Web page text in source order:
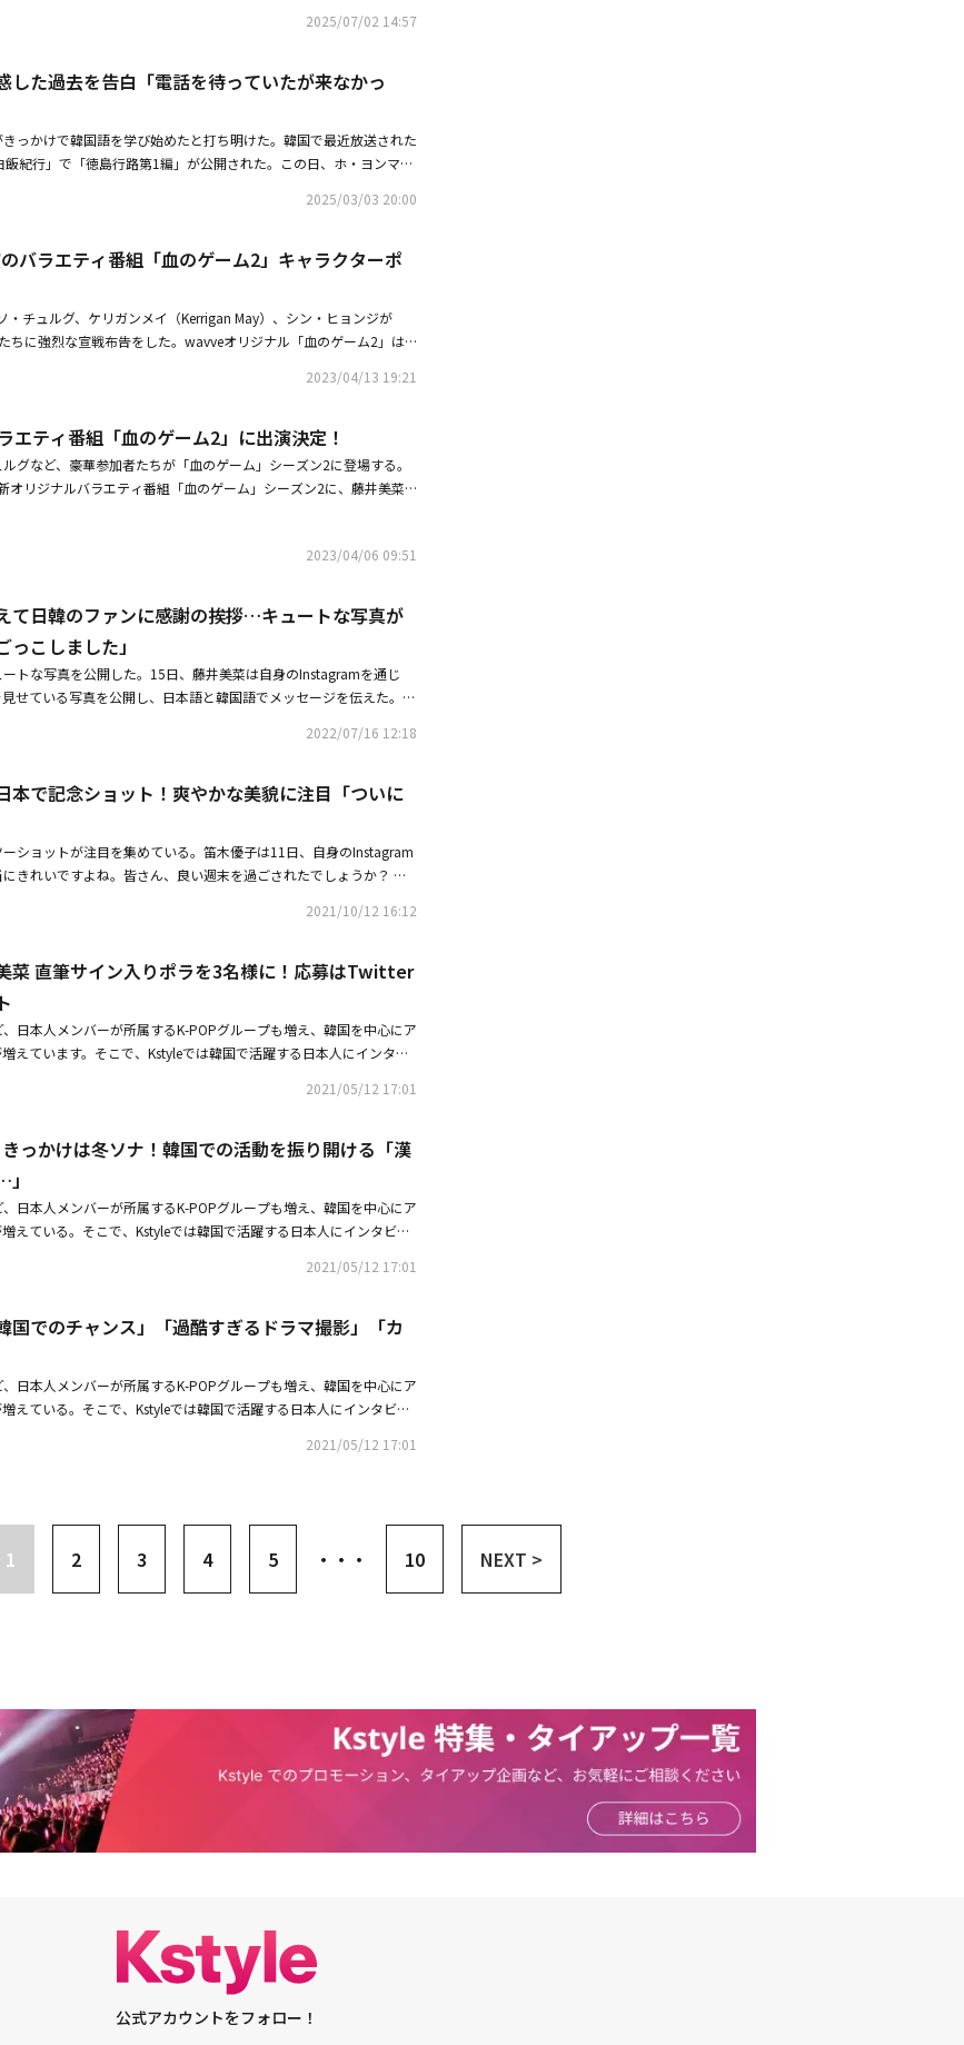
ビューログ」で確認することができる。日本だけでなく、韓国でも
のビューティーを紹介する。同番組の初回放送では、日本の国民的
から、日本でしか出会えないという限定版K-ビューティーアイテム
テムたちに韓国のMCたちを驚かせた。彼女の活躍ぶりは、第1話よ
代のホットアイテムまで完璧に網羅する彼女は、アイドルの間で話
MZ世代の必須購入アイテムとして口コミで話題のホワイトニング
予定だ。可愛すぎるトークで共演者たちの心をつかむ末っ子MCの
」取材メイキング写真を大公開
2025/07/02 14:57
した過去を告白「電話を待っていたが来なかっ
っかけで韓国語を学び始めたと打ち明けた。韓国で最近放送された
紀行」で「徳島行路第1編」が公開された。この日、ホ・ヨンマン
「日本の漫画を見ると、目をとても大きく描くが、実際に目が大き
い食べ物がたくさんある」と応えた。ホ・ヨンマンと藤井美菜は船
菜は、スマートフォンで撮影するホ・ヨンマンに「落とさないよう
井美菜は「ここが世界3大海峡だと聞いた」とし、「アメリカ、イ
、ここは1時間半の距離だから来るのもよさそうだ」と明かした。
れが速いところは、魚の運動量が多くておいしい。僕は、食べ物し
った。藤井美菜は旅行の時、重要に考える点として食べ物を取り上
し、彼女は「そういう話、よく聞いた。これまで1万回は聞いた」
上手な理由について「ドラマ『冬のソナタ』の『ヨン様』こと、
なしで見たくて、趣味で学び始めた」とし、「ハングルを学ぶと
た。タイの刺身とタイのラーメンを食べたホ・ヨンマンと藤井美菜
こでしか食べられない味だと思う。北海道で塩ラーメンを食べた
な味わいがある。こんなもの、初めて食べた」と明かした。・藤井
の勉強を開始日韓合作ドラマに出演した（動画あり）・藤井美菜＆
のゲーム2」地上波で放送できない理由は？出演を決めたきっかけ
2025/03/03 20:00
バラエティ番組「血のゲーム2」キャラクターポ
・チュルグ、ケリガンメイ（Kerrigan May）、シン・ヒョンジが
ちに強烈な宣戦布告をした。wavveオリジナル「血のゲーム2」は
した。慶応義塾大学を卒業した藤井美菜は「私はいつも勝って生き残
な相手でないことを伺わせる。ラッパーのYunBは「俺、なめられ
共に、ノースリーブ姿でしっかりとした体格を見せつけ、サバイバ
ーラを見せている。プレイヤーの中で、誰よりも強い野生美を持つ
、あんたは見てろ」という言葉は、誰かとの連合を暗示している。
パーモデル・コリア4」の優勝を手にしたトップモデルのオでーラ
場合でも敗北は受け入れられないこの区域の強いキャラクターたち
って凄まじいスピードで疾走を始める。また、彼らのスピードに刺
サバイバルの速度を上げていく。果たして藤井美菜、YunB、ソ・
2023/04/13 19:21
エティ番組「血のゲーム2」に出演決定！
グなど、豪華参加者たちが「血のゲーム」シーズン2に登場する。
オリジナルバラエティ番組「血のゲーム」シーズン2に、藤井美菜
国の作品にも出演し、日本だけでなく韓国のファンにも愛されてい
ーズに出演し、抜群のフリースタイルラップで顔を知らせた。特
グ大学に入学したという華麗な学歴で、サバイバルバラエティ番組
のバラエティ番組「ペントハウス」で頭角を現し、tvNのバラエテ
でも活躍した。「血のゲーム」シリーズは、2021年にシーズン1が
ル番組だ。地下室でのどんでん返しと、手に汗を握る心理戦で、w
美菜と、サバイバル番組経験者のソ・チョングクが、シーズン2でど
ミンとYouTuberのDEX、ウェブバラエティ番組「マネーゲーム」
バルバラエティシリーズ「ザ・ジーニアス」で優勝したプロゲーマ
確定した。公式ポスターを通じて、彼らの様子が公開されたた
サバイバル実力者の中で見せる活躍に期待が高まっている。「血の
で公開される。
2023/04/06 09:51
て日韓のファンに感謝の挨拶…キュートな写真が
こしました」
トな写真を公開した。15日、藤井美菜は自身のInstagramを通じ
せている写真を公開し、日本語と韓国語でメッセージを伝えた。彼
うのが不思議でたまらなかったのですが。今なら、その言葉の意味
、丁寧に積み重ねるしかないんだな。と思います。楽しみなが
「いつも応援してくださる方々、支えてくださる方々、本当にあり
かく見守っていただけると嬉しいです。くまさんと婚約ごっこし
」と話した。写真で藤井美菜は隣にいるクマのぬいぐるみと指輪を
ズをとって笑いを誘った。彼女は最近、NHK BSプレミアムで放送
パ」に出演した。・藤井美菜が振り返る「韓国でのチャンス」「過
2022/07/16 12:18
本で記念ショット！爽やかな美貌に注目「ついに
ショットが注目を集めている。笛木優子は11日、自身のInstagram
きれいですよね。皆さん、良い週末を過ごされたでしょうか？ 韓
加えた。公開された写真で2人は、自然を背景に明るい笑顔を浮か
自然」というコメントと共にツーショットを公開した。この写真を
2人！」「素敵な写真」「お仕事ですか？」などのコメントを残し
「あしたの内村」で韓国ドラマの裏側を大公開日本の生ビールの差
返る「韓国でのチャンス」「過酷すぎるドラマ撮影」「カルチャー
2021/10/12 16:12
菜 直筆サイン入りポラを3名様に！応募はTwitter
、日本人メンバーが所属するK-POPグループも増え、韓国を中心にア
えています。そこで、Kstyleでは韓国で活躍する日本人にインタビ
単身韓国に渡り、ドラマを中心に活動してきた藤井美菜さんに取材
活動をはじめたのか、そもそも韓国に興味を持ったきっかけは何だ
いた頃の思い出話など、聞くことができました。さらに、藤井美菜
抽選で3名様にプレゼントいたします。【インタビュー】藤井美菜
「過酷すぎるドラマ撮影」「カルチャーショック」【動画インタビ
？一問一答を大公開！大好きなソウルの名所は【PHOTO】藤井美
活動を振り開ける「漢江に行くと空が広くて」◆藤井美菜 直筆サ
ってご応募ください。【応募期間】2021年5月12日（水） 17：00
参加条件】・TwitterでKstyle公式Twitterアカウント（＠Kstyle_new
日本に居住されている方（賞品配送先が日本国内の方）・応募に関
【当選発表について】・プレゼントの当選については、厳正なる抽
Kstyle_news）のアカウントよりDM（ダイレクトメッセージ） にて
す。※弊社は、ご応募者のツイート内容については一切の責任を負い
への当選のご連絡をもってかえさせていただきますので、ご了承く
護方針＜プライバシーポリシー＞をお読み下さい。※当選時にご連
は、その確認などの関連情報のご案内のみに使用し、キャンペーン
き消去いたします。※インターネット通信料・接続料およびツイー
のご負担になります。※次の場合はいずれのご応募も無効となりま
の内容に記載不備がある場合。・お客さまのご住所が不明・又は連
ーン当選賞品を、インターネットオークションなどで第三者に転
ます。※当選者の方は、当選連絡のDMに記載されているURLをSNS
2021/05/12 17:01
きっかけは冬ソナ！韓国での活動を振り開ける「漢
、日本人メンバーが所属するK-POPグループも増え、韓国を中心にア
えている。そこで、Kstyleでは韓国で活躍する日本人にインタビュ
身韓国に渡り、ドラマを中心に活動してきた藤井美菜。日本ではモ
そもそも韓国に興味を持ったきっかけは何だったのか、そして韓国
、聞くことができた。【インタビュー】藤井美菜が振り返る「韓国
マ撮影」「カルチャーショック」【動画インタビュー】藤井美菜が
開！大好きなソウルの名所は【プレゼント】藤井美菜 直筆サイン
をフォロー＆リツイート撮影：朝岡英輔■リリース情報「ドクタ
ルVol.1～16／全32話／各巻本編各2話 好評レンタル中◯セルDVD-
ミンギ役）「リターン―真相―」「ワーキングママ～愛の方程式～」
2021/05/12 17:01
国でのチャンス」「過酷すぎるドラマ撮影」「カ
、日本人メンバーが所属するK-POPグループも増え、韓国を中心にア
えている。そこで、Kstyleでは韓国で活躍する日本人にインタビュ
身韓国に渡り、ドラマを中心に活動してきた藤井美菜。日本ではモ
ど、聞くことができた。【プレゼント】藤井美菜 直筆サイン入りポ
ソウルの名所は――韓国でも俳優として活躍されていらっしゃいます。
たきっかけは何だったのでしょう？藤井美菜：実は、「冬ソナ」です
きなクラスではなかったので、クラスのみんなとも仲良くなって、
の勉強ができたので、すごくよかったです。いいタイミングで韓国
れで第二外国語として韓国語を学びはじめた、というのがきっかけ
で韓国語を習いはじめた、というのがまずあったわけですね。藤井美
ったので、第二外国語の選択肢が広かった、いうのもラッキーでし
なしで理解できたら楽しいだろうな、くらいの気持ちで、お仕事に
然なかったんです。でも、授業が2年で終わっちゃって、ここでや
ました。そこから縁が繋がっていった感じですね。――「恋するメゾ
てお仕事で韓国と関わった最初のドラマだったんですね。藤井美
国に2ヶ月間住んだんですけど、それまで私は日本で韓国語を勉強
は通じていた言葉が韓国の現場では全然通じなくて。しかも、その
2021/05/12 17:01
1 2 3 4 5 ・・・ 10 NEXT >
公式アカウントをフォロー！